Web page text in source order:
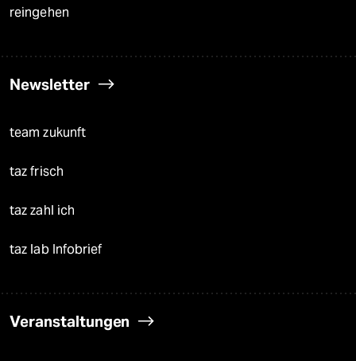
reingehen
Newsletter
team zukunft
taz frisch
taz zahl ich
taz lab Infobrief
Veranstaltungen